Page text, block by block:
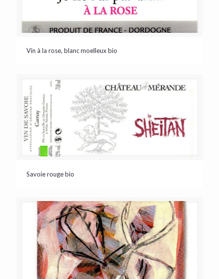
Vin à la rose, blanc moelleux bio
Savoie rouge bio